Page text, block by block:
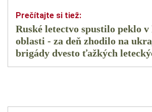
Ruské letectvo spustilo peklo
oblasti - za deň zhodilo na
brigády dvesto ťažkých